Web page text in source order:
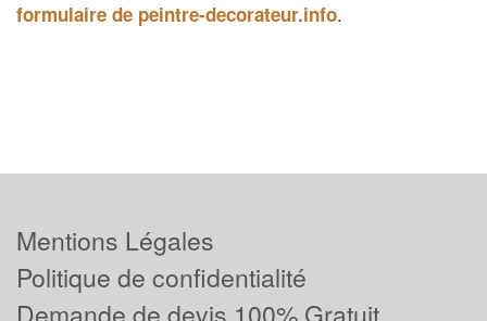
formulaire de peintre-decorateur.info.
Mentions Légales
Politique de confidentialité